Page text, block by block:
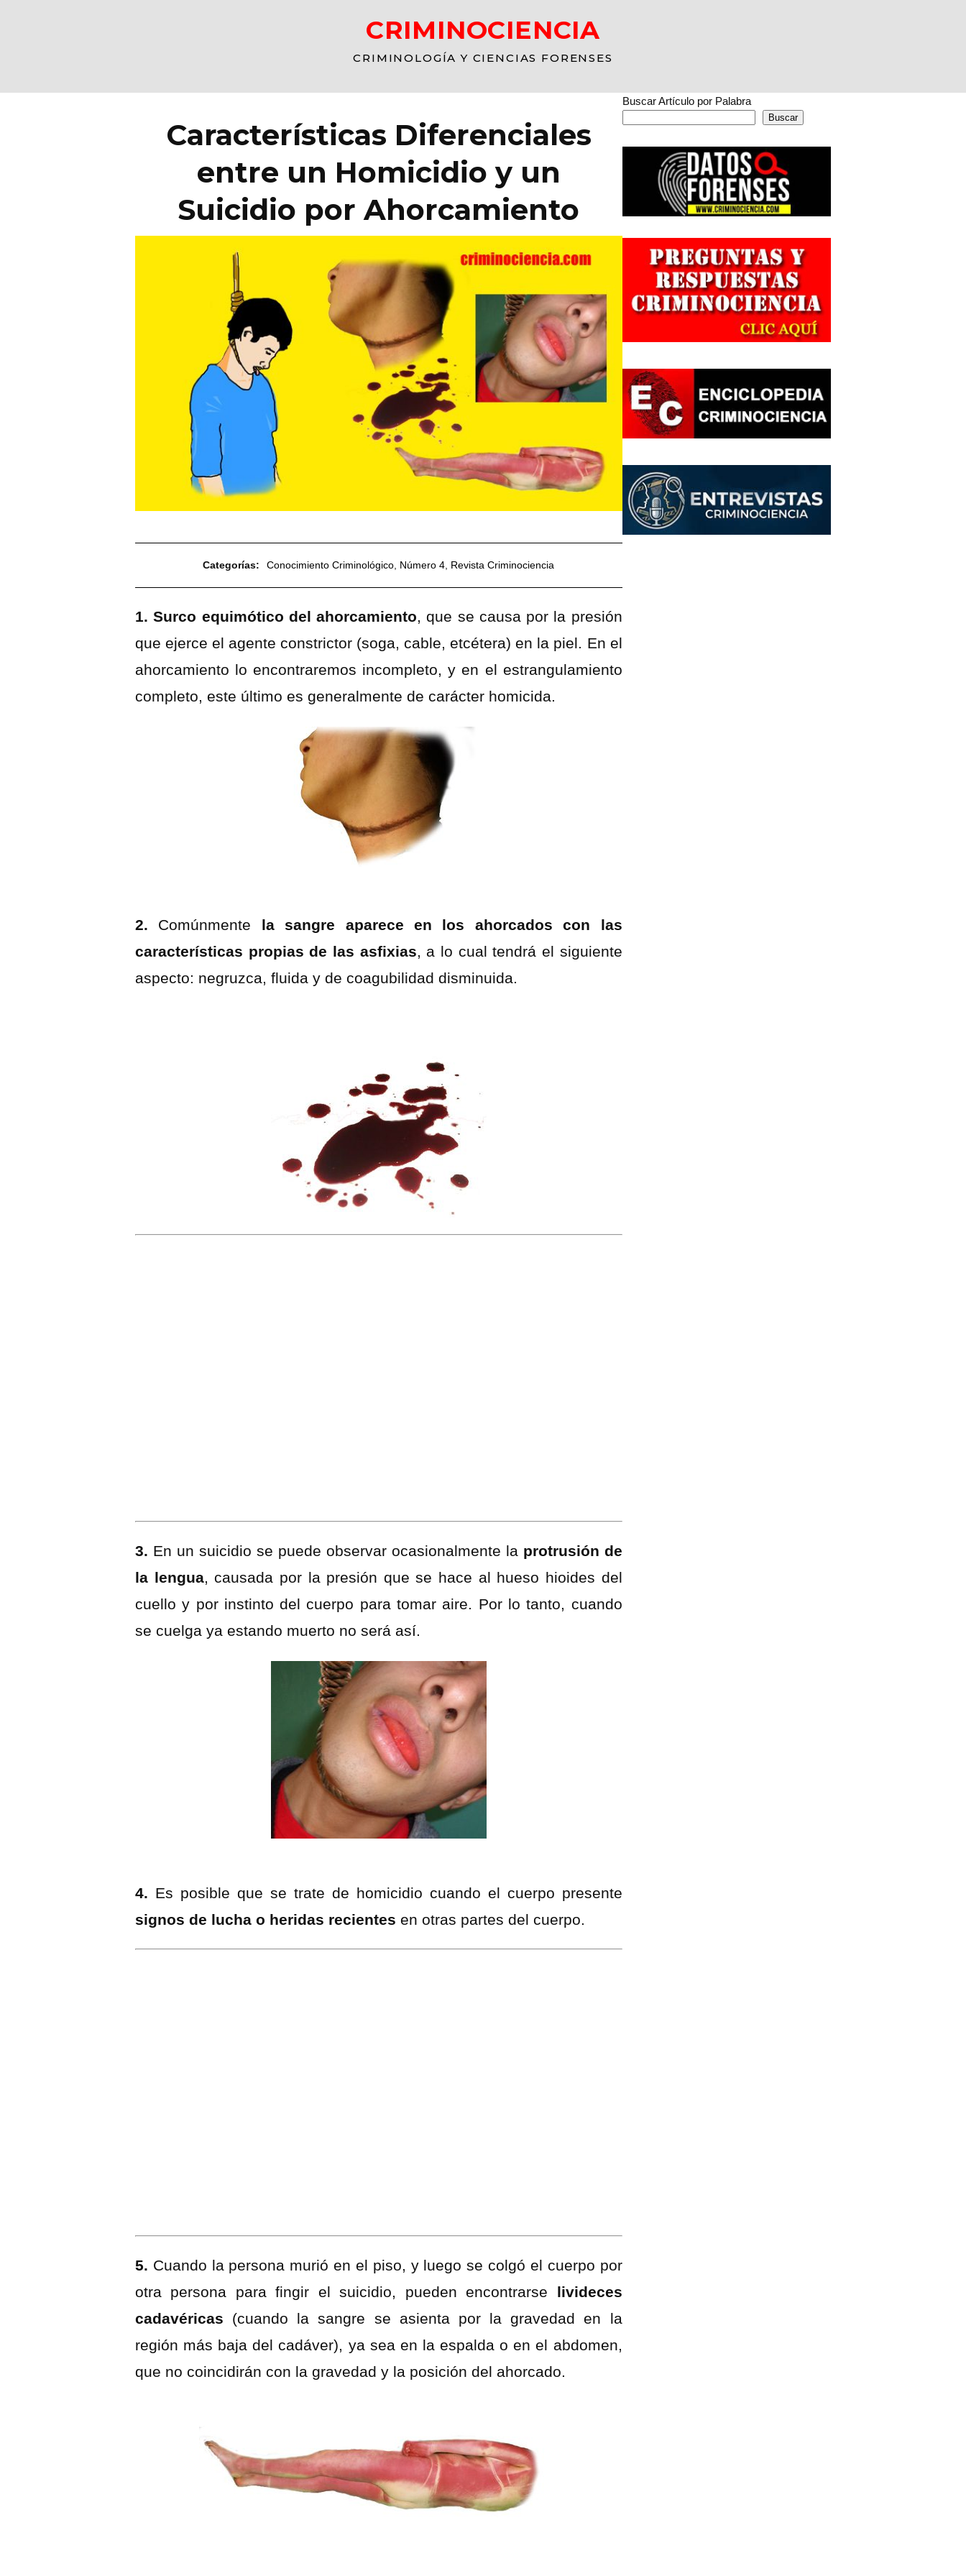
CRIMINOCIENCIA
CRIMINOLOGÍA Y CIENCIAS FORENSES
Características Diferenciales
entre un Homicidio y un
Suicidio por Ahorcamiento
Categorías: Conocimiento Criminológico Número 4 Revista Criminociencia
1. Surco equimótico del ahorcamiento, que se causa por la presión
que ejerce el agente constrictor (soga, cable, etcétera) en la piel. En el
ahorcamiento lo encontraremos incompleto, y en el estrangulamiento
completo, este último es generalmente de carácter homicida.
2. Comúnmente la sangre aparece en los ahorcados con las
características propias de las asfixias, a lo cual tendrá el siguiente
aspecto: negruzca, fluida y de coagubilidad disminuida.
3. En un suicidio se puede observar ocasionalmente la protrusión de
la lengua, causada por la presión que se hace al hueso hioides del
cuello y por instinto del cuerpo para tomar aire. Por lo tanto, cuando
se cuelga ya estando muerto no será así.
4. Es posible que se trate de homicidio cuando el cuerpo presente
signos de lucha o heridas recientes en otras partes del cuerpo.
5. Cuando la persona murió en el piso, y luego se colgó el cuerpo por
otra persona para fingir el suicidio, pueden encontrarse livideces
cadavéricas (cuando la sangre se asienta por la gravedad en la
región más baja del cadáver), ya sea en la espalda o en el abdomen,
que no coincidirán con la gravedad y la posición del ahorcado.
Buscar Artículo por Palabra
Buscar